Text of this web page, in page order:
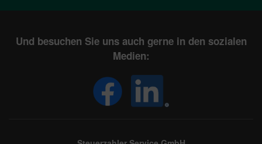
Und besuchen Sie uns auch gerne in den sozialen
Medien: